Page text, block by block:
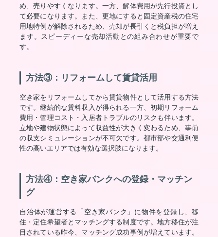
め、売りやすくなります。一方、解体費用が先行投資とし
て必要になります。また、更地にすると固定資産税の住宅
用地特例が解除されるため、売却が長引くと税負担が増え
ます。スピーディーな売却活動との組み合わせが重要で
す。
方法③：リフォームして賃貸活用
空き家をリフォームしてから賃貸物件として活用する方法
です。継続的な賃料収入が得られる一方、初期リフォーム
費用・管理コスト・入居者トラブルのリスクも伴います。
立地や建物状態によって収益性が大きく変わるため、事前
の収支シミュレーションが不可欠です。都市部や交通利便
性の高いエリアでは有効な選択肢になります。
方法④：空き家バンクへの登録・マッチン
グ
自治体が運営する「空き家バンク」に物件を登録し、移
住・定住希望者とマッチングする制度です。地方移住が注
目されている昨今、マッチング成功事例が増えています。